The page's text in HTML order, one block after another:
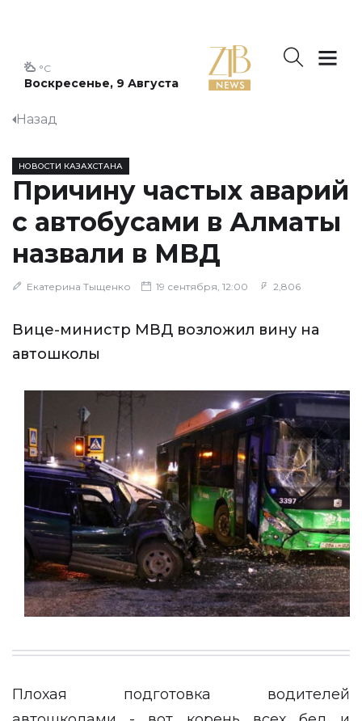
Воскресенье, 9 Августа
°C
Назад
НОВОСТИ КАЗАХСТАНА
Причину частых аварий
с автобусами в Алматы
назвали в МВД
Екатерина Тыщенко 19 сентября, 12:00 2,806
Вице-министр МВД возложил вину на
автошколы
Плохая подготовка водителей